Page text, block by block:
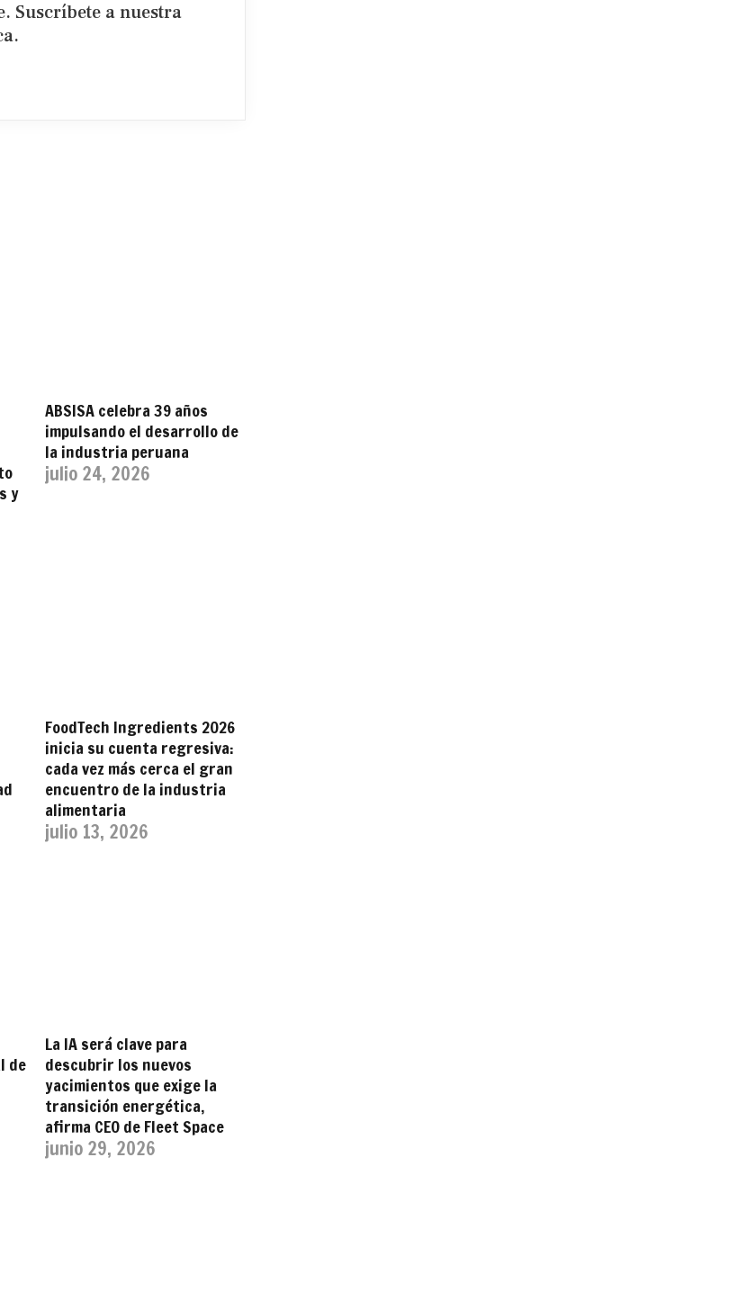
Suscríbete a nuestra
y
ABSISA celebra 39 años
impulsando el desarrollo de
la industria peruana
julio 24, 2026
FoodTech Ingredients 2026
inicia su cuenta regresiva:
cada vez más cerca el gran
encuentro de la industria
alimentaria
julio 13, 2026
de
La IA será clave para
descubrir los nuevos
yacimientos que exige la
transición energética,
afirma CEO de Fleet Space
junio 29, 2026